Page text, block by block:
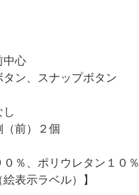
中心
タン、スナップボタン
し
（前）２個
０％、ポリウレタン１０％
表示ラベル）】